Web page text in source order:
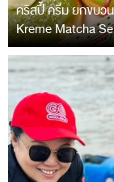
คริสปี้ ครีม ยกขบว
Kreme Matcha